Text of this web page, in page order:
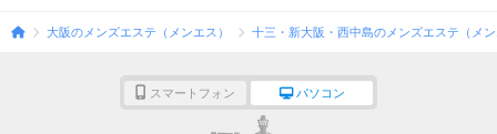
大阪のメンズエステ（メンエス） 十三・新大阪・西中島のメンズエステ（メ
スマートフォン パソコン